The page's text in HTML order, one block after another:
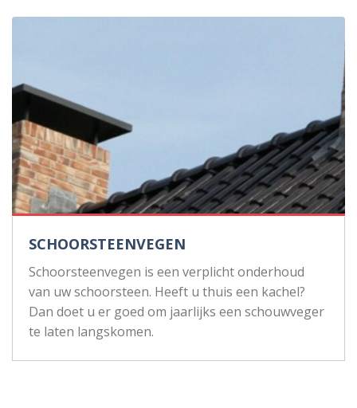
SCHOORSTEENVEGEN
Schoorsteenvegen is een verplicht onderhoud
van uw schoorsteen. Heeft u thuis een kachel?
Dan doet u er goed om jaarlijks een schouwveger
te laten langskomen.